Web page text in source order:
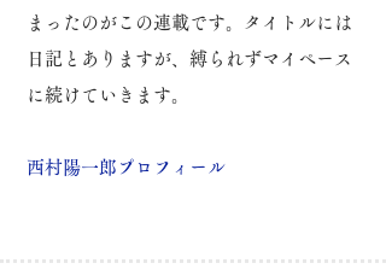
まったのがこの連載です。
タイトルには
日記とありますが、縛られずマイペース
に続けていきます。
​西村陽一郎プロフィール